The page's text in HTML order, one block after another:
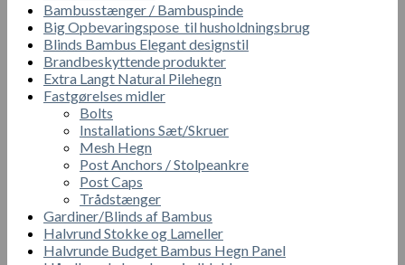
Bambusstænger / Bambuspinde
Big Opbevaringspose til husholdningsbrug
Blinds Bambus Elegant designstil
Brandbeskyttende produkter
Extra Langt Natural Pilehegn
Fastgørelses midler
Bolts
Installations Sæt/Skruer
Mesh Hegn
Post Anchors / Stolpeankre
Post Caps
Trådstænger
Gardiner/Blinds af Bambus
Halvrund Stokke og Lameller
Halvrunde Budget Bambus Hegn Panel